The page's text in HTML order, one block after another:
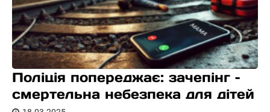
Поліція попереджає: зачепінг –
смертельна небезпека для дітей